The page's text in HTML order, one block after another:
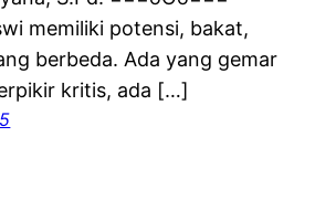
memiliki potensi, bakat,
berbeda. Ada yang gemar
kritis, ada […]